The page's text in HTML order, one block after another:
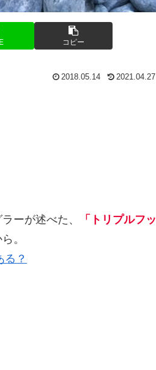
コピー
2018.05.14 2021.04.27
ーが述べた、
「トリプルフッ
。
？